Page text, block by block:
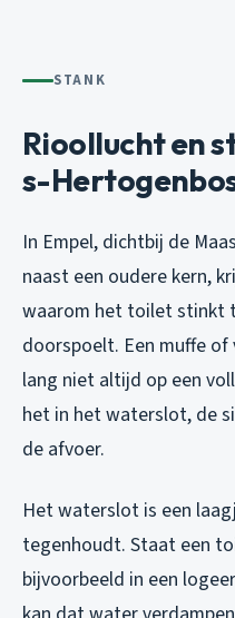
STANK
Rioollucht en
s-
In Empel, dichtbij de
naast een oudere kern,
waarom het toilet stinkt
doorspoelt. Een muffe
lang niet altijd op een
het in het waterslot, de
de afvoer.
Het waterslot is een
tegenhoudt. Staat een
bijvoorbeeld in een